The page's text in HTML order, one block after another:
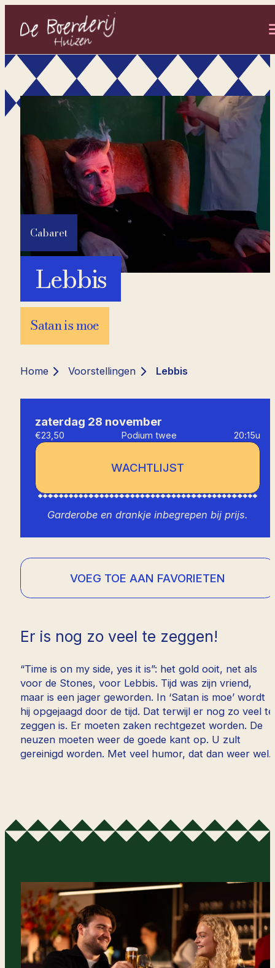
- Home pagina
Cabaret
Lebbis
Satan is moe
Home Voorstellingen Lebbis
Er is nog zo veel te zeggen!
“Time is on my side, yes it is”: het gold ooit, net als
voor de Stones, voor Lebbis. Tijd was zijn vriend,
maar is een jager geworden. In ‘Satan is moe’ wordt
hij opgejaagd door de tijd. Dat terwijl er nog zo veel te
zeggen is. Er moeten zaken rechtgezet worden. De
neuzen moeten weer de goede kant op. U zult
gereinigd worden. Met veel humor, dat dan weer wel.
zaterdag 28 november
€23,50 Podium twee 20:15u
WACHTLIJST
Garderobe en drankje inbegrepen bij prijs.
VOEG TOE AAN FAVORIETEN